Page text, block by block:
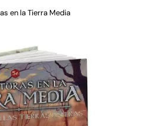
en la Tierra Media